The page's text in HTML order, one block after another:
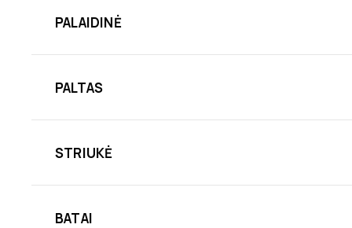
PALAIDINĖ
PALTAS
STRIUKĖ
BATAI